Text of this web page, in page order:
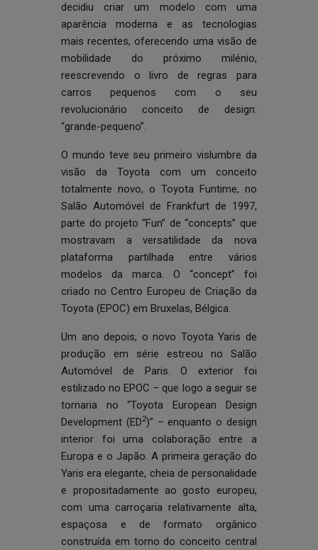
decidiu criar um modelo com uma
aparência moderna e as tecnologias
mais recentes, oferecendo uma visão de
mobilidade do próximo milénio,
reescrevendo o livro de regras para
carros pequenos com o seu
revolucionário conceito de design:
“grande-pequeno”.
O mundo teve seu primeiro vislumbre da
visão da Toyota com um conceito
totalmente novo, o Toyota Funtime, no
Salão Automóvel de Frankfurt de 1997,
parte do projeto “Fun” de “concepts” que
mostravam a versatilidade da nova
plataforma partilhada entre vários
modelos da marca. O “concept” foi
criado no Centro Europeu de Criação da
Toyota (EPOC) em Bruxelas, Bélgica.
Um ano depois, o novo Toyota Yaris de
produção em série estreou no Salão
Automóvel de Paris. O exterior foi
estilizado no EPOC – que logo a seguir se
tornaria no “Toyota European Design
Development (ED2)” – enquanto o design
interior foi uma colaboração entre a
Europa e o Japão. A primeira geração do
Yaris era elegante, cheia de personalidade
e propositadamente ao gosto europeu,
com uma carroçaria relativamente alta,
espaçosa e de formato orgânico
construída em torno do conceito central